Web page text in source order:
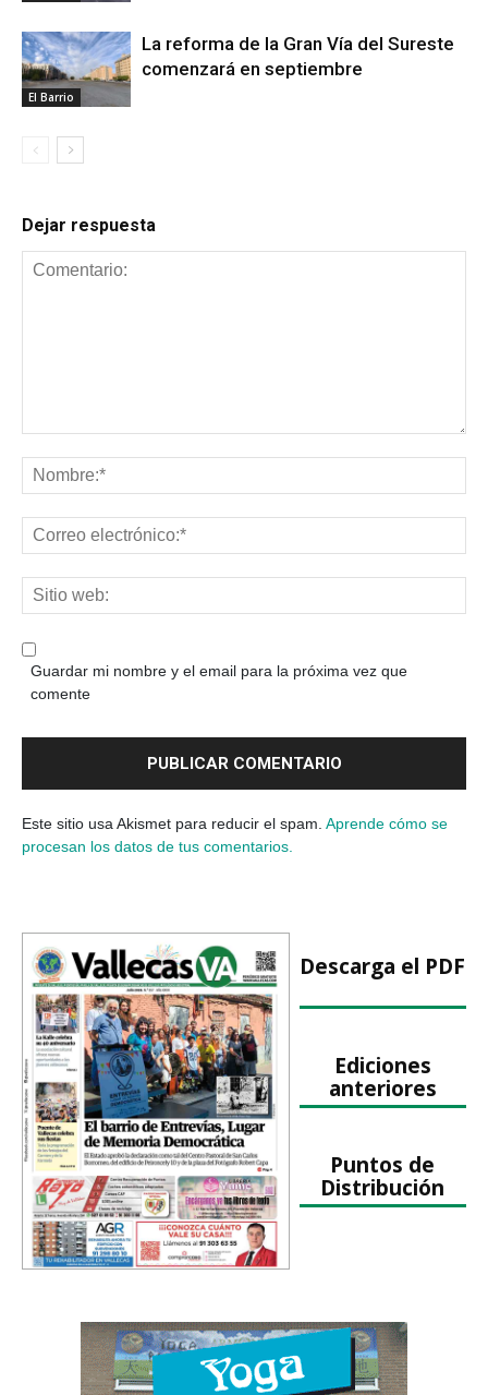
El Barrio
La reforma de la Gran Vía del Sureste
comenzará en septiembre
Dejar respuesta
Guardar mi nombre y el email para la próxima vez que
comente
Este sitio usa Akismet para reducir el spam. Aprende cómo se
procesan los datos de tus comentarios.
Descarga el PDF
Ediciones
anteriores
Puntos de
Distribución